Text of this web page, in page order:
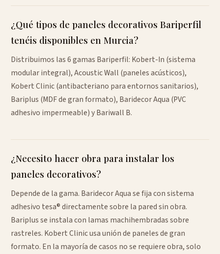
¿Qué tipos de paneles decorativos Bariperfil
tenéis disponibles en Murcia?
Distribuimos las 6 gamas Bariperfil: Kobert-In (sistema
modular integral), Acoustic Wall (paneles acústicos),
Kobert Clinic (antibacteriano para entornos sanitarios),
Bariplus (MDF de gran formato), Baridecor Aqua (PVC
adhesivo impermeable) y Bariwall B.
¿Necesito hacer obra para instalar los
paneles decorativos?
Depende de la gama. Baridecor Aqua se fija con sistema
adhesivo tesa® directamente sobre la pared sin obra.
Bariplus se instala con lamas machihembradas sobre
rastreles. Kobert Clinic usa unión de paneles de gran
formato. En la mayoría de casos no se requiere obra, solo